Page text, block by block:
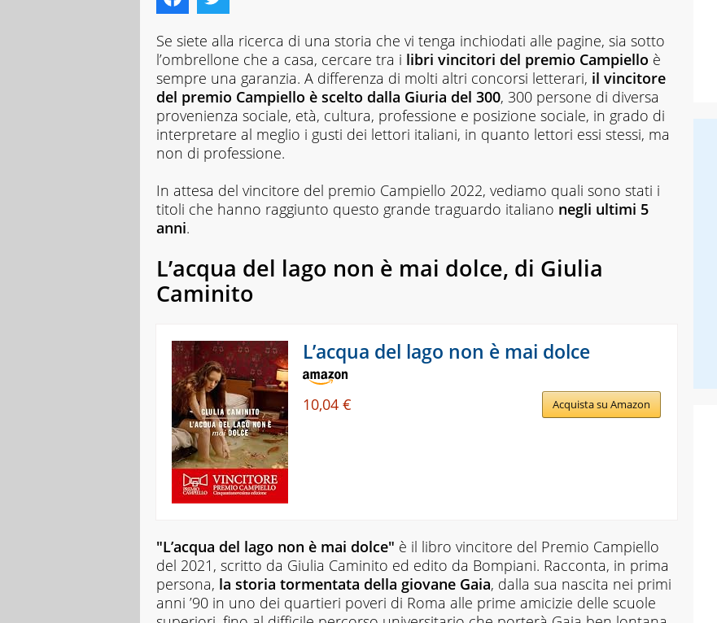
Se siete alla ricerca di una storia che vi tenga inchiodati alle pagine, sia sotto
l’ombrellone che a casa, cercare tra i libri vincitori del premio Campiello è
sempre una garanzia. A differenza di molti altri concorsi letterari, il vincitore
del premio Campiello è scelto dalla Giuria del 300, 300 persone di diversa
provenienza sociale, età, cultura, professione e posizione sociale, in grado di
interpretare al meglio i gusti dei lettori italiani, in quanto lettori essi stessi, ma
non di professione.
In attesa del vincitore del premio Campiello 2022, vediamo quali sono stati i
titoli che hanno raggiunto questo grande traguardo italiano negli ultimi 5
anni.
L’acqua del lago non è mai dolce, di Giulia
Caminito
L’acqua del lago non è mai dolce
10,04 € Acquista su Amazon
"L’acqua del lago non è mai dolce" è il libro vincitore del Premio Campiello
del 2021, scritto da Giulia Caminito ed edito da Bompiani. Racconta, in prima
persona, la storia tormentata della giovane Gaia, dalla sua nascita nei primi
anni ’90 in uno dei quartieri poveri di Roma alle prime amicizie delle scuole